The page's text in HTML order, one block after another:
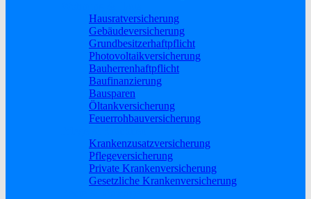
Hausratversicherung
Gebäudeversicherung
Grundbesitzerhaftpflicht
Photovoltaikversicherung
Bauherrenhaftpflicht
Baufinanzierung
Bausparen
Öltankversicherung
Feuerrohbauversicherung
Krankenzusatzversicherung
Pflegeversicherung
Private Krankenversicherung
Gesetzliche Krankenversicherung